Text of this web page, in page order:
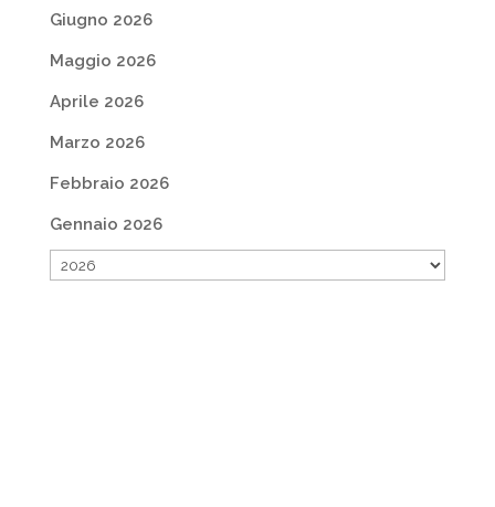
Giugno 2026
Maggio 2026
Aprile 2026
Marzo 2026
Febbraio 2026
Gennaio 2026